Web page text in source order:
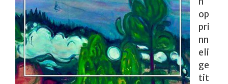
op
pri
nn
eli
ge
tit